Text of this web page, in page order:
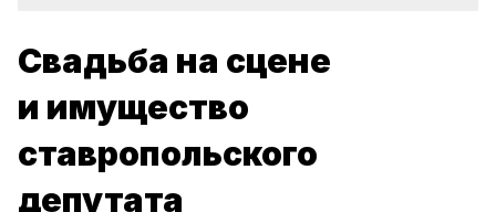
Свадьба на сцене
и имущество
ставропольского
депутата